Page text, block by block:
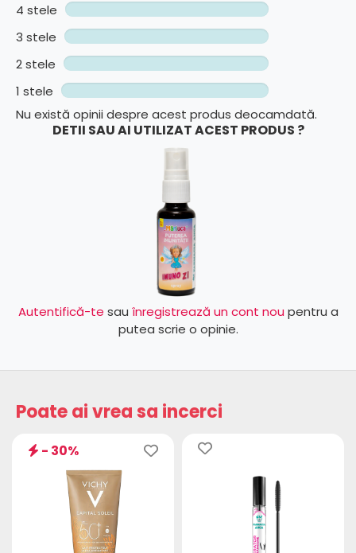
4 stele
3 stele
2 stele
1 stele
Nu există opinii despre acest produs deocamdată.
DETII SAU AI UTILIZAT ACEST PRODUS ?
Autentifică-te sau înregistrează un cont nou pentru a
putea scrie o opinie.
Poate ai vrea sa incerci
- 30%